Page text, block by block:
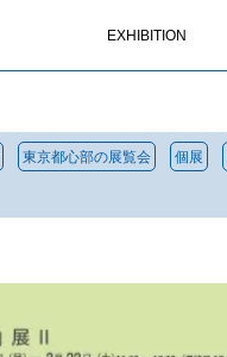
EXHIBITION
東京都心部の展覧会 個展